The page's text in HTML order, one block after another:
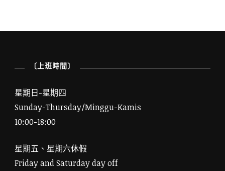
〔上班時間〕
星期日-星期四
Sunday-Thursday/Minggu-Kamis
10:00-18:00
星期五、星期六休假
Friday and Saturday day off